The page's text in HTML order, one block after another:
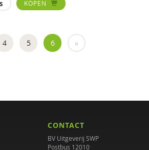
KOPEN
4 5 6 »
CONTACT
BV Uitgeverij SWP
Postbus 12010